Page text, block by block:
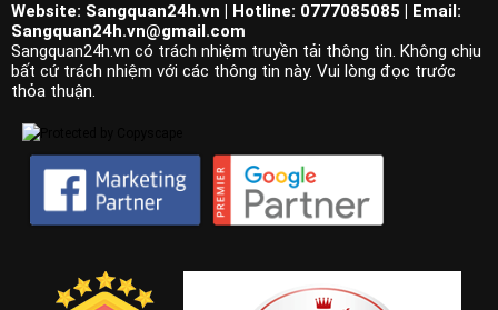
Website: Sangquan24h.vn | Hotline: 0777085085 | Email:
Sangquan24h.vn@gmail.com
Sangquan24h.vn có trách nhiệm truyền tải thông tin. Không chịu
bất cứ trách nhiệm với các thông tin này. Vui lòng đọc trước
thỏa thuận.